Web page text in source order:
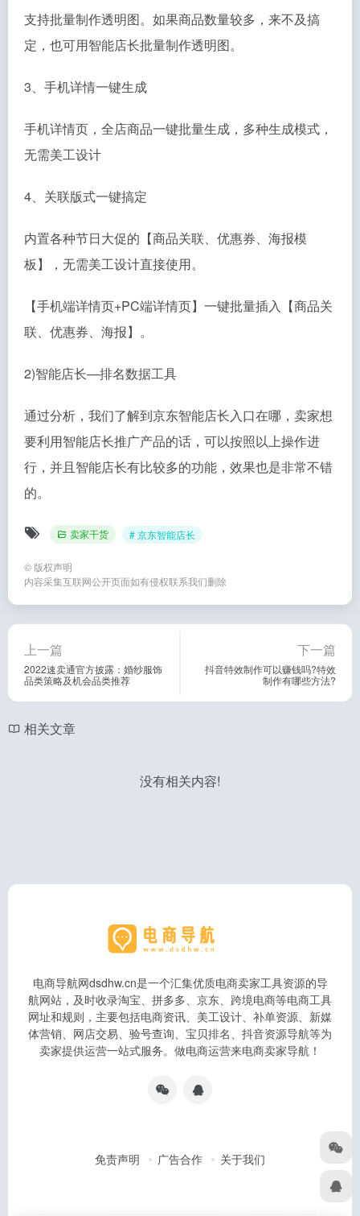
支持批量制作透明图。如果商品数量较多，来不及搞
定，也可用智能店长批量制作透明图。
3、手机详情一键生成
手机详情页，全店商品一键批量生成，多种生成模式，
无需美工设计
4、关联版式一键搞定
内置各种节日大促的【商品关联、优惠券、海报模
板】，无需美工设计直接使用。
【手机端详情页+PC端详情页】一键批量插入【商品关
联、优惠券、海报】。
2)智能店长—排名数据工具
通过分析，我们了解到京东智能店长入口在哪，卖家想
要利用智能店长推广产品的话，可以按照以上操作进
行，并且智能店长有比较多的功能，效果也是非常不错
的。
卖家干货 # 京东智能店长
© 版权声明
内容采集互联网公开页面如有侵权联系我们删除
上一篇
2022速卖通官方披露：婚纱服饰
品类策略及机会品类推荐
下一篇
抖音特效制作可以赚钱吗?特效
制作有哪些方法?
相关文章
没有相关内容!
电商导航网dsdhw.cn是一个汇集优质电商卖家工具资源的导
航网站，及时收录淘宝、拼多多、京东、跨境电商等电商工具
网址和规则，主要包括电商资讯、美工设计、补单资源、新媒
体营销、网店交易、验号查询、宝贝排名、抖音资源导航等为
卖家提供运营一站式服务。做电商运营来电商卖家导航！
免责声明 广告合作 关于我们